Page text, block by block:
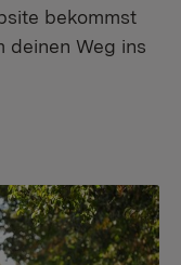
bekommst
deinen Weg ins